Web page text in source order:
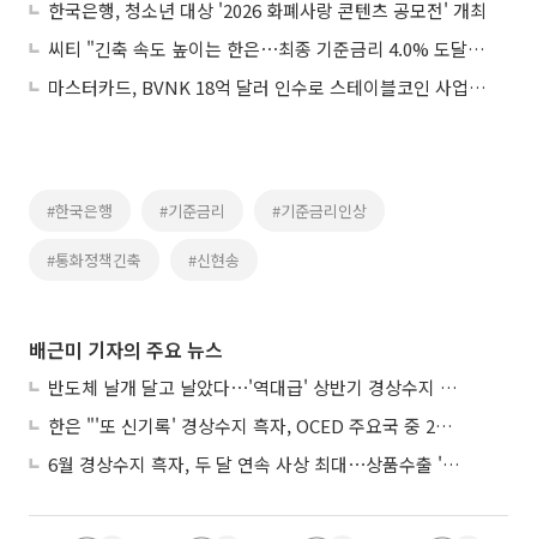
한국은행, 청소년 대상 '2026 화폐사랑 콘텐츠 공모전' 개최
씨티 "긴축 속도 높이는 한은⋯최종 기준금리 4.0% 도달할 수도"
마스터카드, BVNK 18억 달러 인수로 스테이블코인 사업 본격 확장
#한국은행 #기준금리 #기준금리인상
#통화정책긴축 #신현송
배근미 기자의 주요 뉴스
반도체 날개 달고 날았다⋯'역대급' 상반기 경상수지 흑자 2000억달러 육박
한은 "'또 신기록' 경상수지 흑자, OCED 주요국 중 2위⋯반도체 수출 효과"
6월 경상수지 흑자, 두 달 연속 사상 최대⋯상품수출 '첫 1000억달러' 상회